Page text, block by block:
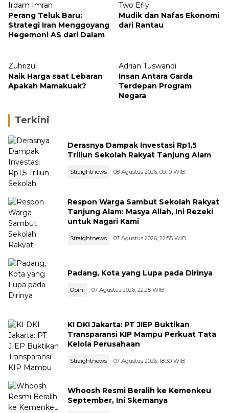
Irdam Imran
Perang Teluk Baru:
Strategi Iran Menggoyang
Hegemoni AS dari Dalam
Two Efly
Mudik dan Nafas Ekonomi
dari Rantau
Zuhrizul
Naik Harga saat Lebaran
Apakah Mamakuak?
Adrian Tuswandi
Insan Antara Garda
Terdepan Program
Negara
Terkini
Derasnya Dampak Investasi Rp1,5
Triliun Sekolah Rakyat Tanjung Alam
Straightnews 08 Agustus 2026, 09:10 WIB
Respon Warga Sambut Sekolah Rakyat
Tanjung Alam: Masya Allah, Ini Rezeki
untuk Nagari Kami
Straightnews 07 Agustus 2026, 22:55 WIB
Padang, Kota yang Lupa pada Dirinya
Opini 07 Agustus 2026, 22:25 WIB
KI DKI Jakarta: PT JIEP Buktikan
Transparansi KIP Mampu Perkuat Tata
Kelola Perusahaan
Straightnews 07 Agustus 2026, 18:30 WIB
Whoosh Resmi Beralih ke Kemenkeu
September, Ini Skemanya